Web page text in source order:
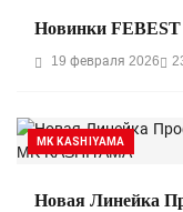
Новинки
19 февраля 2026
MK KASHIYAMA
Новая Линейка